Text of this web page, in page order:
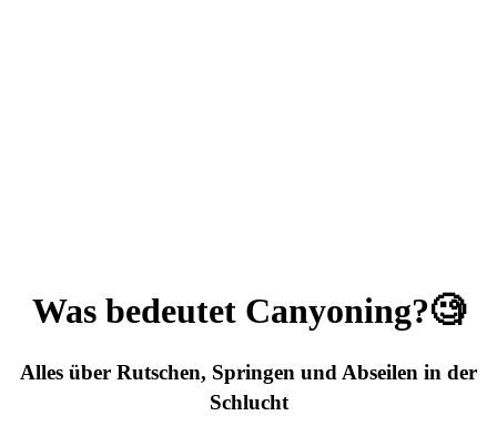
Was bedeutet Canyoning?🧐
Alles über Rutschen, Springen und Abseilen in der
Schlucht